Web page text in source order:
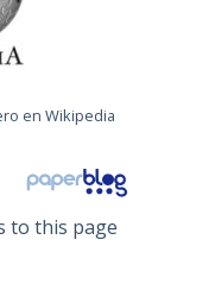
en Wikipedia